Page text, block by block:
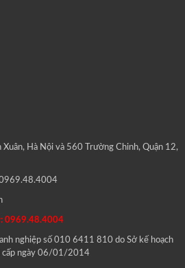
Xuân, Hà Nội và 560 Trường Chinh, Quận 12,
0969.48.4004
nghiệp số 010 6411 810 do Sở kế hoạch
cấp ngày 06/01/2014